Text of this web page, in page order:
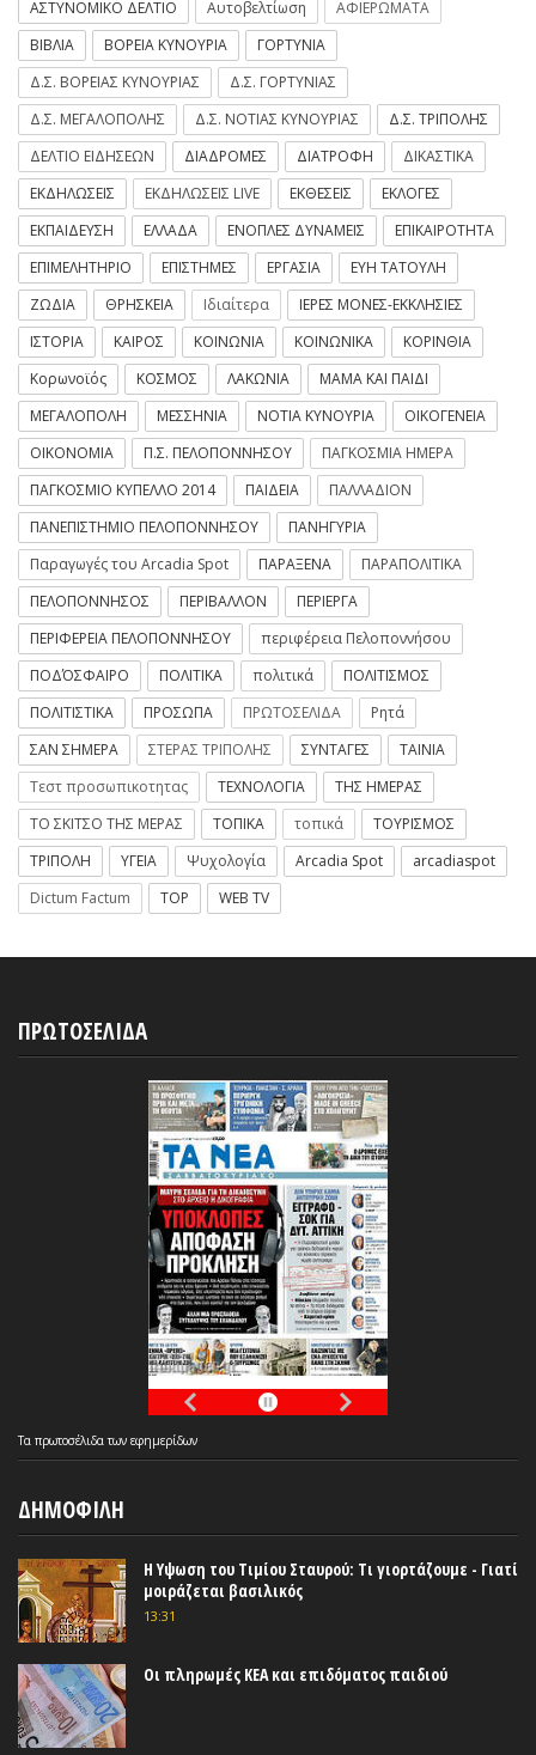
ΑΣΤΥΝΟΜΙΚΟ ΔΕΛΤΙΟ Αυτοβελτίωση
ΑΦΙΕΡΩΜΑΤΑ
ΒΙΒΛΙΑ
ΒΟΡΕΙΑ ΚΥΝΟΥΡΙΑ
ΓΟΡΤΥΝΙΑ
Δ.Σ. ΒΟΡΕΙΑΣ ΚΥΝΟΥΡΙΑΣ
Δ.Σ. ΓΟΡΤΥΝΙΑΣ
Δ.Σ. ΜΕΓΑΛΟΠΟΛΗΣ
Δ.Σ. ΝΟΤΙΑΣ ΚΥΝΟΥΡΙΑΣ
Δ.Σ. ΤΡΙΠΟΛΗΣ
ΔΕΛΤΙΟ ΕΙΔΗΣΕΩΝ
ΔΙΑΔΡΟΜΕΣ ΔΙΑΤΡΟΦΗ
ΔΙΚΑΣΤΙΚΑ
ΕΚΔΗΛΩΣΕΙΣ
ΕΚΔΗΛΩΣΕΙΣ LIVE ΕΚΘΕΣΕΙΣ
ΕΚΛΟΓΕΣ
ΕΚΠΑΙΔΕΥΣΗ
ΕΛΛΑΔΑ ΕΝΟΠΛΕΣ ΔΥΝΑΜΕΙΣ
ΕΠΙΚΑΙΡΟΤΗΤΑ
ΕΠΙΜΕΛΗΤΗΡΙΟ
ΕΠΙΣΤΗΜΕΣ ΕΡΓΑΣΙΑ
ΕΥΗ ΤΑΤΟΥΛΗ
ΖΩΔΙΑ
ΘΡΗΣΚΕΙΑ Ιδιαίτερα
ΙΕΡΕΣ ΜΟΝΕΣ-ΕΚΚΛΗΣΙΕΣ
ΙΣΤΟΡΙΑ
ΚΑΙΡΟΣ ΚΟΙΝΩΝΙΑ ΚΟΙΝΩΝΙΚΑ
ΚΟΡΙΝΘΙΑ
Κορωνοϊός
ΚΟΣΜΟΣ ΛΑΚΩΝΙΑ
ΜΑΜΑ ΚΑΙ ΠΑΙΔΙ
ΜΕΓΑΛΟΠΟΛΗ
ΜΕΣΣΗΝΙΑ ΝΟΤΙΑ ΚΥΝΟΥΡΙΑ
ΟΙΚΟΓΕΝΕΙΑ
ΟΙΚΟΝΟΜΙΑ
Π.Σ. ΠΕΛΟΠΟΝΝΗΣΟΥ
ΠΑΓΚΟΣΜΙΑ ΗΜΕΡΑ
ΠΑΓΚΟΣΜΙΟ ΚΥΠΕΛΛΟ 2014
ΠΑΙΔΕΙΑ
ΠΑΛΛΑΔΙΟΝ
ΠΑΝΕΠΙΣΤΗΜΙΟ ΠΕΛΟΠΟΝΝΗΣΟΥ
ΠΑΝΗΓΥΡΙΑ
Παραγωγές του Arcadia Spot
ΠΑΡΑΞΕΝΑ
ΠΑΡΑΠΟΛΙΤΙΚΑ
ΠΕΛΟΠΟΝΝΗΣΟΣ
ΠΕΡΙΒΑΛΛΟΝ
ΠΕΡΙΕΡΓΑ
ΠΕΡΙΦΕΡΕΙΑ ΠΕΛΟΠΟΝΝΗΣΟΥ
περιφέρεια Πελοποννήσου
ΠΟΔΌΣΦΑΙΡΟ
ΠΟΛΙΤΙΚΑ πολιτικά
ΠΟΛΙΤΙΣΜΟΣ
ΠΟΛΙΤΙΣΤΙΚΑ
ΠΡΟΣΩΠΑ ΠΡΩΤΟΣΕΛΙΔΑ
Ρητά
ΣΑΝ ΣΗΜΕΡΑ
ΣΤΕΡΑΣ ΤΡΙΠΟΛΗΣ ΣΥΝΤΑΓΕΣ
ΤΑΙΝΙΑ
Τεστ προσωπικοτητας
ΤΕΧΝΟΛΟΓΙΑ
ΤΗΣ ΗΜΕΡΑΣ
ΤΟ ΣΚΙΤΣΟ ΤΗΣ ΜΕΡΑΣ
ΤΟΠΙΚΑ τοπικά
ΤΟΥΡΙΣΜΟΣ
ΤΡΙΠΟΛΗ
ΥΓΕΙΑ Ψυχολογία Arcadia Spot
arcadiaspot
Dictum Factum
TOP WEB TV
ΠΡΩΤΟΣΕΛΙΔΑ
Τα πρωτοσέλιδατων εφημερίδων
ΔΗΜΟΦΙΛΗ
Η Υψωση του Τιμίου Σταυρού: Τι γιορτάζουμε - Γιατί
μοιράζεται βασιλικός
13:31
Οι πληρωμές ΚΕΑ και επιδόματος παιδιού